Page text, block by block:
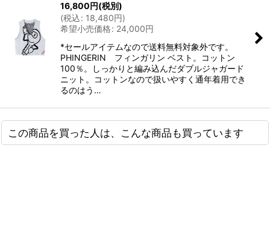
16,800円(税別)
(税込: 18,480円)
希望小売価格: 24,000円
*セールアイテムなので送料無料対象外です。
PHINGERIN フィンガリン ベスト。コットン
100％。しっかりと編み込んだダブルジャガード
ニット。コットンなので扱いやすく通年着用でき
るのはう…
この商品を買った人は、こんな商品も買っています